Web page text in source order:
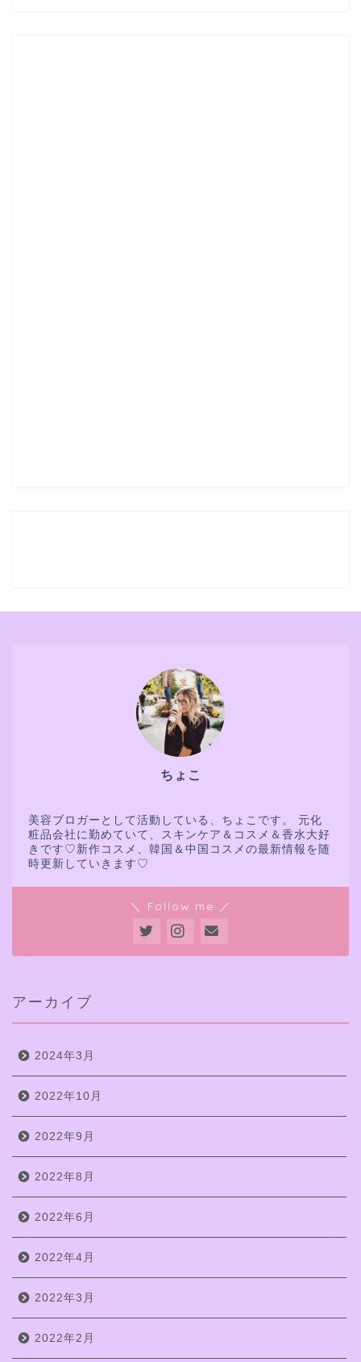
ちょこ
美容ブロガーとして活動している、ちょこです。 元化
粧品会社に勤めていて、スキンケア＆コスメ＆香水大好
きです♡新作コスメ、韓国＆中国コスメの最新情報を随
時更新していきます♡
＼ Follow me ／
アーカイブ
2024年3月
2022年10月
2022年9月
2022年8月
2022年6月
2022年4月
2022年3月
2022年2月